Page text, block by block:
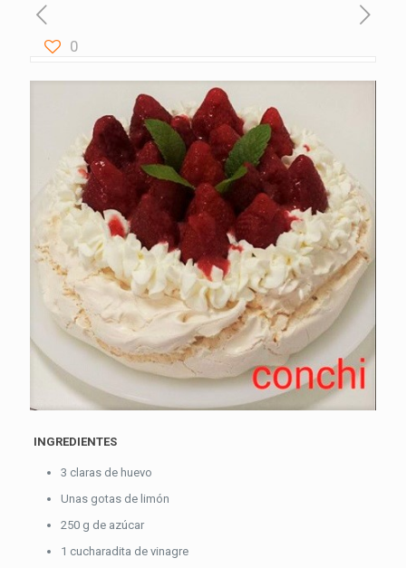
0
INGREDIENTES
3 claras de huevo
Unas gotas de limón
250 g de azúcar
1 cucharadita de vinagre